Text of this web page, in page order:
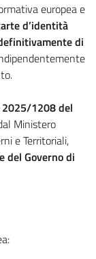
europea e
d’identità
di
2025/1208 del
Ministero
e Territoriali,
del Governo di